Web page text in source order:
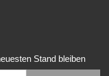
Stand bleiben